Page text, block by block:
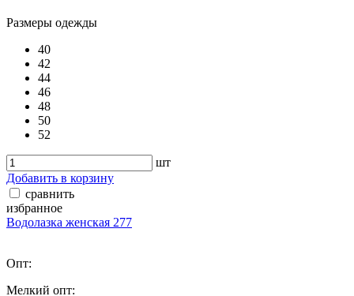
Размеры одежды
40
42
44
46
48
50
52
шт
Добавить в корзину
сравнить
избранное
Водолазка женская 277
Опт:
Мелкий опт: